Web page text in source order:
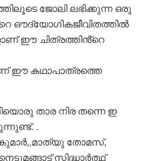
ജോലി ലഭിക്കുന്ന ഒരു
ഔദ്യോഗികജീവിതത്തിൽ
ഈ ചിത്രത്തിൻ്റെ
ഈ കഥാപാത്രത്തെ
താര നിര തന്നെ ഇ
.
തോമസ്,
സിദ്ധാർത്ഥ്